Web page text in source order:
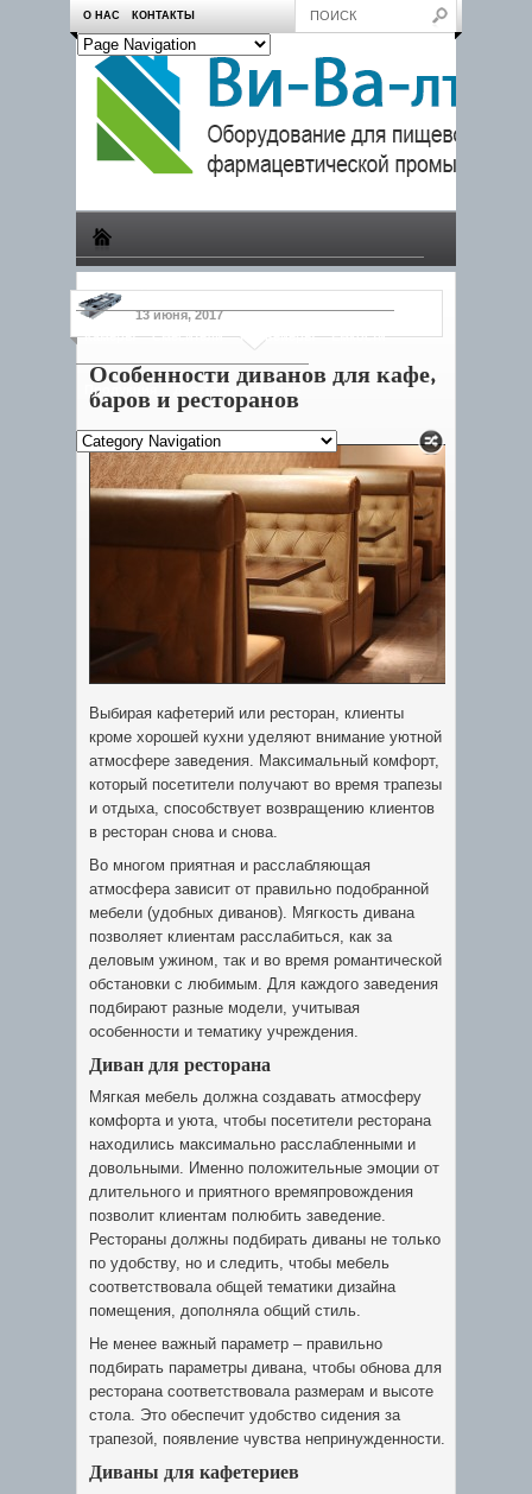
О НАС КОНТАКТЫ
Камеры Смесители Конвейеры Емкости
Продукция Дозаторы
13 июня, 2017
Особенности диванов для кафе,
баров и ресторанов
Выбирая кафетерий или ресторан, клиенты
кроме хорошей кухни уделяют внимание уютной
атмосфере заведения. Максимальный комфорт,
который посетители получают во время трапезы
и отдыха, способствует возвращению клиентов
в ресторан снова и снова.
Во многом приятная и расслабляющая
атмосфера зависит от правильно подобранной
мебели (удобных диванов). Мягкость дивана
позволяет клиентам расслабиться, как за
деловым ужином, так и во время романтической
обстановки с любимым. Для каждого заведения
подбирают разные модели, учитывая
особенности и тематику учреждения.
Диван для ресторана
Мягкая мебель должна создавать атмосферу
комфорта и уюта, чтобы посетители ресторана
находились максимально расслабленными и
довольными. Именно положительные эмоции от
длительного и приятного времяпровождения
позволит клиентам полюбить заведение.
Рестораны должны подбирать диваны не только
по удобству, но и следить, чтобы мебель
соответствовала общей тематики дизайна
помещения, дополняла общий стиль.
Не менее важный параметр – правильно
подбирать параметры дивана, чтобы обнова для
ресторана соответствовала размерам и высоте
стола. Это обеспечит удобство сидения за
трапезой, появление чувства непринужденности.
Диваны для кафетериев